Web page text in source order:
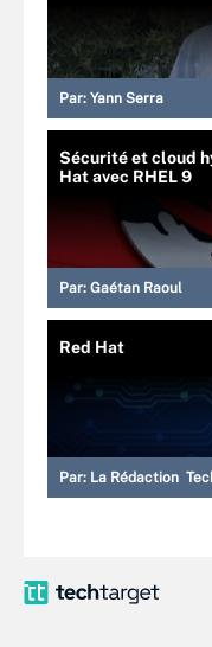
Par: Yann Serra
Sécurité et cloud
Hat avec RHEL 9
Par: Gaétan Raoul
Red Hat
Par: La Rédaction